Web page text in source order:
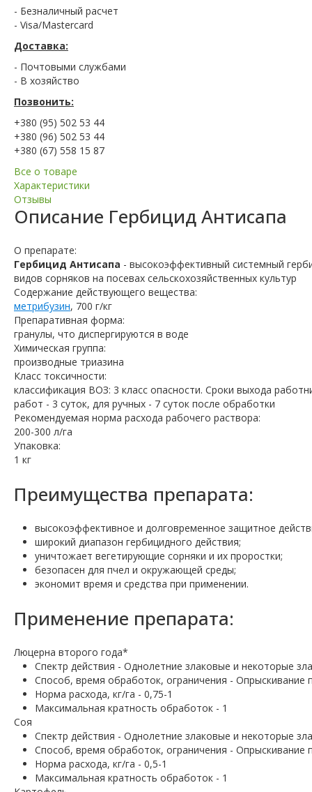
- Безналичный расчет
- Visa/Mastercard
Доставка:
- Почтовыми службами
- В хозяйство
Позвонить:
+380 (95) 502 53 44
+380 (96) 502 53 44
+380 (67) 558 15 87
Все о товаре
Характеристики
Отзывы
Описание Гербицид Антисапа
О препарате:
Гербицид Антисапа - высокоэффективный системный
видов сорняков на посевах сельскохозяйственных культур
Содержание действующего вещества:
метрибузин, 700 г/кг
Препаративная форма:
гранулы, что диспергируются в воде
Химическая группа:
производные триазина
Класс токсичности:
классификация ВОЗ: 3 класс опасности. Сроки выхода
работ - 3 суток, для ручных - 7 суток после обработки
Рекомендуемая норма расхода рабочего раствора:
200-300 л/га
Упаковка:
1 кг
Преимущества препарата:
высокоэффективное и долговременное защитное
широкий диапазон гербицидного действия;
уничтожает вегетирующие сорняки и их проростки;
безопасен для пчел и окружающей среды;
экономит время и средства при применении.
Применение препарата:
Люцерна второго года*
Спектр действия - Однолетние злаковые и некоторые
Способ, время обработок, ограничения - Опрыскивание
Норма расхода, кг/га - 0,75-1
Максимальная кратность обработок - 1
Соя
Спектр действия - Однолетние злаковые и некоторые
Способ, время обработок, ограничения - Опрыскивание
Норма расхода, кг/га - 0,5-1
Максимальная кратность обработок - 1